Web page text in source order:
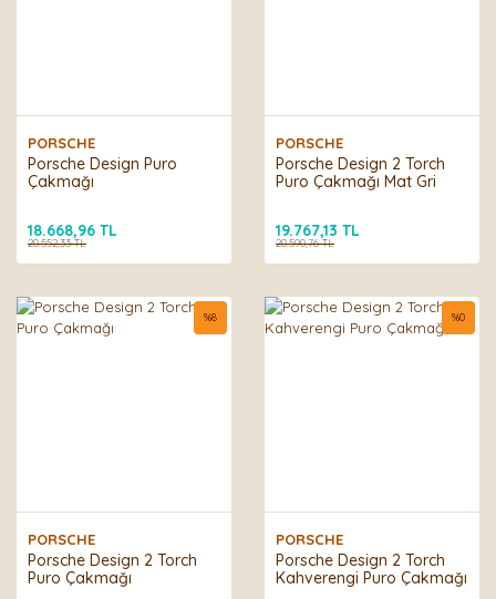
PORSCHE
Porsche Design Puro
Çakmağı
18.668,96 TL
20.552,33 TL
PORSCHE
Porsche Design 2 Torch
Puro Çakmağı Mat Gri
19.767,13 TL
20.590,76 TL
PORSCHE
Porsche Design 2 Torch
Puro Çakmağı
%8
PORSCHE
Porsche Design 2 Torch
Kahverengi Puro Çakmağı
%0